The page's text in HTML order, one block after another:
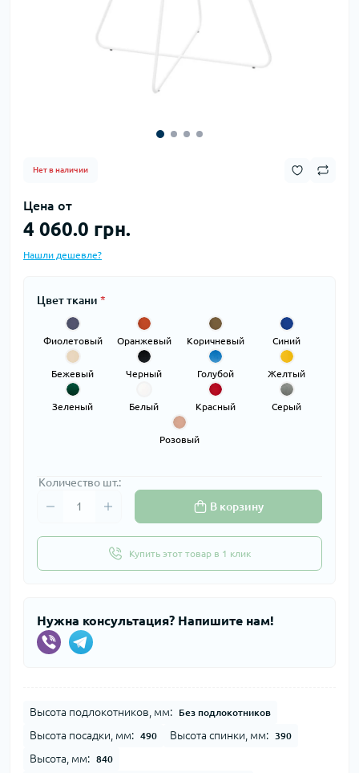
Нет в наличии
Цена от
4 060.0 грн.
Нашли дешевле?
Цвет ткани *
Фиолетовый Оранжевый Коричневый Синий
Бежевый Черный Голубой Желтый
Зеленый Белый Красный Серый
Розовый
Количество шт.:
В корзину
Купить этот товар в 1 клик
Нужна консультация? Напишите нам!
Высота подлокотников, мм: Без подлокотников
Высота посадки, мм: 490 Высота спинки, мм: 390
Высота, мм: 840